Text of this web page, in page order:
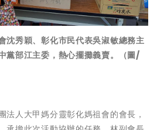
沈秀穎、彰化市民代表吳淑敏總務主
黨部江主委，熱心擺攤義賣。（圖/
法人大甲媽分靈彰化媽祖會的會長，